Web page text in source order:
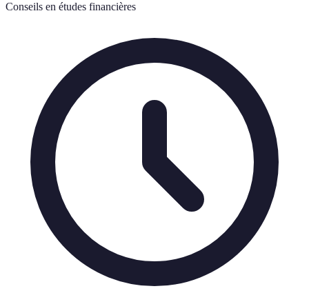
Conseils en études financières